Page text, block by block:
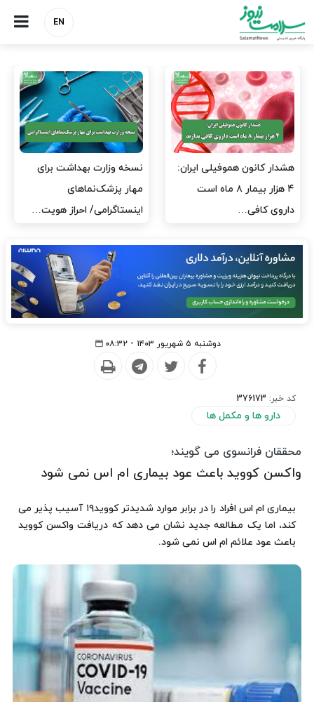
EN
مدیران پرستاری باید حامی
پرستاران باشند، نه عامل فشار
مدیریت سلامت، میدان
آزمون و خطا نیست
دوشنبه ۵ شهریور ۱۴۰۳ - ۰۸:۳۲
کد خبر: 376173
دارو ها و مکمل ها
محققان فرانسوی می گویند؛
واکسن کووید باعث عود بیماری ام اس نمی شود
بیماری ام اس افراد را در برابر موارد شدیدتر کووید۱۹ آسیب پذیر می
کند، اما یک مطالعه جدید نشان می دهد که دریافت واکسن کووید
باعث عود علائم ام اس نمی شود.